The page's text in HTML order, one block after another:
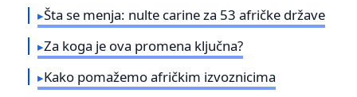
Šta se menja: nulte carine za 53 afričke države
Za koga je ova promena ključna?
Kako pomažemo afričkim izvoznicima